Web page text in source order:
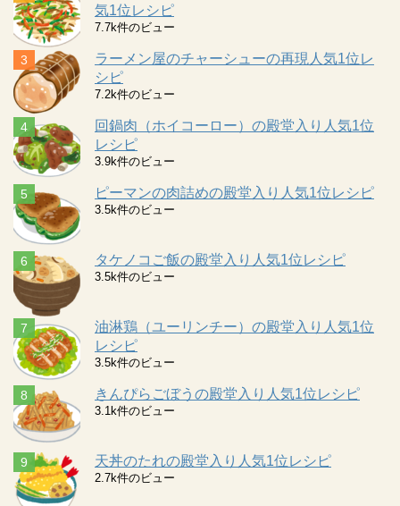
気1位レシピ
7.7k件のビュー
ラーメン屋のチャーシューの再現人気1位レ
シピ
7.2k件のビュー
回鍋肉（ホイコーロー）の殿堂入り人気1位
レシピ
3.9k件のビュー
ピーマンの肉詰めの殿堂入り人気1位レシピ
3.5k件のビュー
タケノコご飯の殿堂入り人気1位レシピ
3.5k件のビュー
油淋鶏（ユーリンチー）の殿堂入り人気1位
レシピ
3.5k件のビュー
きんぴらごぼうの殿堂入り人気1位レシピ
3.1k件のビュー
天丼のたれの殿堂入り人気1位レシピ
2.7k件のビュー